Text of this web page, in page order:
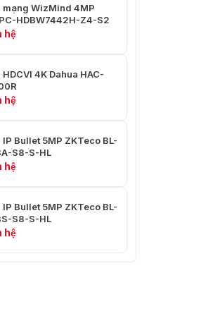
Loại lắp ống kính: M22
Tiêu cự: 3.6 mm
Khẩu độ tối đa: F1.3
có
Góc nhìn: FOV: 90°
Ngang: 88°
Dọc: 45°
mạng WizMind 4MP
HDBW7442H-Z4-S2
hệ
4K Dahua HAC-
hệ
IP Bullet 5MP ZKTeco BL-
S8-S-HL
hệ
IP Bullet 5MP ZKTeco BL-
S8-S-HL
hệ